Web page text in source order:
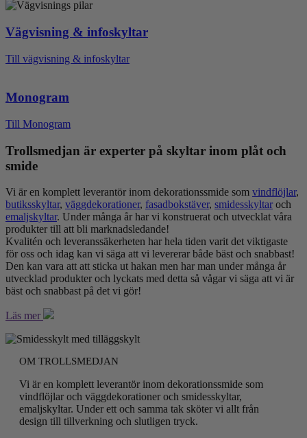
Vägvisning & infoskyltar
Till vägvisning & infoskyltar
Monogram
Till Monogram
Trollsmedjan är experter på skyltar inom plåt och
smide
Vi är en komplett leverantör inom dekorationssmide som vindflöjlar,
butiksskyltar, väggdekorationer, fasadbokstäver, smidesskyltar och
emaljskyltar. Under många år har vi konstruerat och utvecklat våra
produkter till att bli marknadsledande!
Kvalitén och leveranssäkerheten har hela tiden varit det viktigaste
för oss och idag kan vi säga att vi levererar både bäst och snabbast!
Den kan vara att att sticka ut hakan men har man under många år
utvecklad produkter och lyckats med detta så vågar vi säga att vi är
bäst och snabbast på det vi gör!
Läs mer
OM TROLLSMEDJAN
Vi är en komplett leverantör inom dekorationssmide som
vindflöjlar och väggdekorationer och smidesskyltar,
emaljskyltar. Under ett och samma tak sköter vi allt från
design till tillverkning och slutligen tryck.